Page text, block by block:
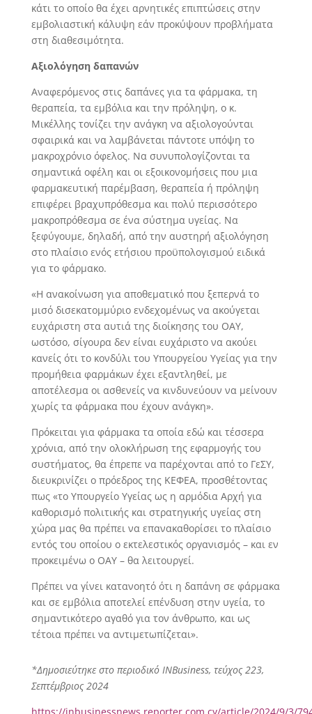
κάτι το οποίο θα έχει αρνητικές επιπτώσεις στην
εμβολιαστική κάλυψη εάν προκύψουν προβλήματα
στη διαθεσιμότητα.
Αξιολόγηση δαπανών
Αναφερόμενος στις δαπάνες για τα φάρμακα, τη
θεραπεία, τα εμβόλια και την πρόληψη, ο κ.
Μικέλλης τονίζει την ανάγκη να αξιολογούνται
σφαιρικά και να λαμβάνεται πάντοτε υπόψη το
μακροχρόνιο όφελος. Να συνυπολογίζονται τα
σημαντικά οφέλη και οι εξοικονομήσεις που μια
φαρμακευτική παρέμβαση, θεραπεία ή πρόληψη
επιφέρει βραχυπρόθεσμα και πολύ περισσότερο
μακροπρόθεσμα σε ένα σύστημα υγείας. Να
ξεφύγουμε, δηλαδή, από την αυστηρή αξιολόγηση
στο πλαίσιο ενός ετήσιου προϋπολογισμού ειδικά
για το φάρμακο.
«Η ανακοίνωση για αποθεματικό που ξεπερνά το
μισό δισεκατομμύριο ενδεχομένως να ακούγεται
ευχάριστη στα αυτιά της διοίκησης του ΟΑΥ,
ωστόσο, σίγουρα δεν είναι ευχάριστο να ακούει
κανείς ότι το κονδύλι του Υπουργείου Υγείας για την
προμήθεια φαρμάκων έχει εξαντληθεί, με
αποτέλεσμα οι ασθενείς να κινδυνεύουν να μείνουν
χωρίς τα φάρμακα που έχουν ανάγκη».
Πρόκειται για φάρμακα τα οποία εδώ και τέσσερα
χρόνια, από την ολοκλήρωση της εφαρμογής του
συστήματος, θα έπρεπε να παρέχονται από το ΓεΣΥ,
διευκρινίζει ο πρόεδρος της ΚΕΦΕΑ, προσθέτοντας
πως «το Υπουργείο Υγείας ως η αρμόδια Αρχή για
καθορισμό πολιτικής και στρατηγικής υγείας στη
χώρα μας θα πρέπει να επανακαθορίσει το πλαίσιο
εντός του οποίου ο εκτελεστικός οργανισμός – και εν
προκειμένω ο ΟΑΥ – θα λειτουργεί.
Πρέπει να γίνει κατανοητό ότι η δαπάνη σε φάρμακα
και σε εμβόλια αποτελεί επένδυση στην υγεία, το
σημαντικότερο αγαθό για τον άνθρωπο, και ως
τέτοια πρέπει να αντιμετωπίζεται».
*Δημοσιεύτηκε στο περιοδικό INBusiness, τεύχος 223,
Σεπτέμβριος 2024